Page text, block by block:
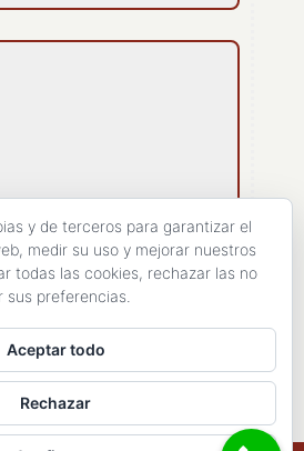
y de terceros para garantizar el
medir su uso y mejorar nuestros
todas las cookies, rechazar las no
preferencias.
Aceptar todo
Rechazar